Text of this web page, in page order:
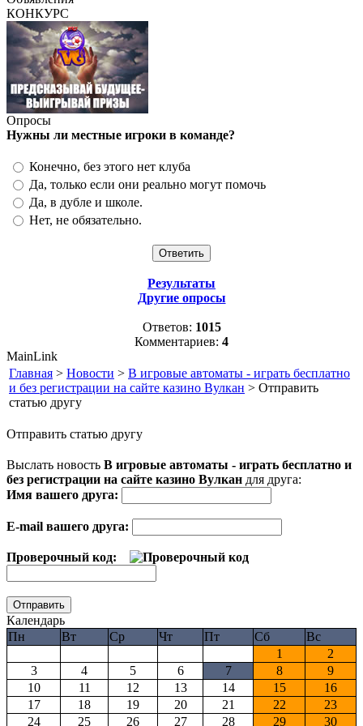
КОНКУРС
Опросы
Нужны ли местные игроки в команде?
Конечно, без этого нет клуба
Да, только если они реально могут помочь
Да, в дубле и школе.
Нет, не обязательно.
Результаты
Другие опросы
Ответов: 1015
Комментариев: 4
MainLink
Главная > Новости > В игровые автоматы - играть бесплатно
и без регистрации на сайте казино Вулкан > Отправить
статью другу
Отправить статью другу
Выслать новость В игровые автоматы - играть бесплатно и
без регистрации на сайте казино Вулкан для друга:
Имя вашего друга:
E-mail вашего друга:
Проверочный код:
Календарь
Пн
Вт Ср Чт Пт Сб
Вс
1
2
3
4 5 6 7 8
9
10
11 12 13 14 15
16
17
18 19 20 21 22
23
24
25 26 27 28 29 30